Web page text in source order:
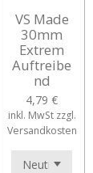
VS Made
30mm
Extrem
Auftreibe
nd
4,79 €
inkl. MwSt zzgl.
Versandkosten